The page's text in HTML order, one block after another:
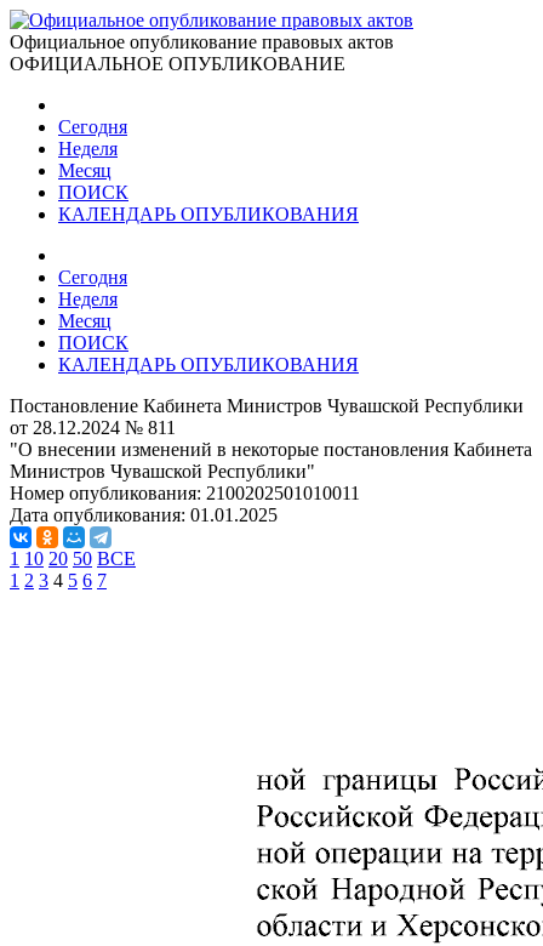
Официальное опубликование правовых актов
ОФИЦИАЛЬНОЕ ОПУБЛИКОВАНИЕ
Сегодня
Неделя
Месяц
ПОИСК
КАЛЕНДАРЬ ОПУБЛИКОВАНИЯ
Сегодня
Неделя
Месяц
ПОИСК
КАЛЕНДАРЬ ОПУБЛИКОВАНИЯ
Постановление Кабинета Министров Чувашской Республики
от 28.12.2024 № 811
"О внесении изменений в некоторые постановления Кабинета
Министров Чувашской Республики"
Номер опубликования: 2100202501010011
Дата опубликования: 01.01.2025
1 10 20 50 ВСЕ
1 2 3 4 5 6 7